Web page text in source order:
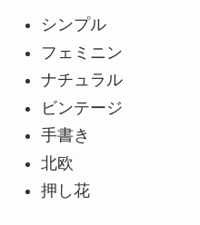
シンプル
フェミニン
ナチュラル
ビンテージ
手書き
北欧
押し花